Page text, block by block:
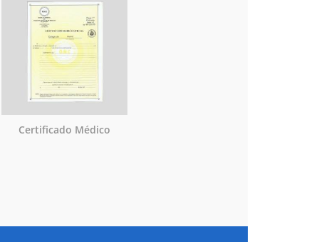
Certificado Médico